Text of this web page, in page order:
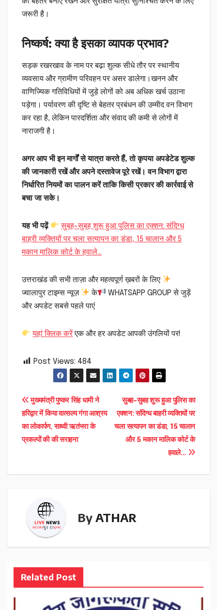
जरूरी है।
निष्कर्ष: क्या है इसका व्यापक प्रभाव?
सड़क रखरखाव के नाम पर बढ़ा शुल्क सीधे तौर पर स्थानीय
व्यवसाय और ग्रामीण परिवहन पर असर डालेगा।खनन और
वाणिज्यिक गतिविधियों में जुड़े लोगों को अब अधिक खर्च उठाना
पड़ेगा। पर्यावरण की दृष्टि से बेहतर प्रबंधन की उम्मीद वन विभाग
कर रहा है, लेकिन पारदर्शिता और संवाद की कमी से लोगों में
नाराजगी है।
अगर आप भी इन मार्गों से यात्रा करते हैं, तो कृपया अपडेटेड शुल्क
की जानकारी रखें और अपने दस्तावेज पूरे रखें। वन विभाग द्वारा
निर्धारित नियमों का पालन करें ताकि किसी प्रकार की कार्रवाई से
बचा जा सके।
यह भी पढ़ें
सुबह-सुबह शुरू हुआ पुलिस का एक्शन: संदिग्ध
बाहरी व्यक्तियों पर चला सत्यापन का डंडा, 15 चालान और 5
मकान मालिक कोर्ट के हवाले…
उत्तराखंड की सभी ताज़ा और महत्वपूर्ण ख़बरों के लिए
ज्वालापुर टाइम्स न्यूज़
के
WHATSAPP GROUP से जुड़ें
और अपडेट सबसे पहले पाएं
यहां क्लिक करेंएक और हर अपडेट आपकी उंगलियों पर!
Post Views: 484
Post
navigation
सुबह-सुबह शुरू हुआ पुलिस का
एक्शन: संदिग्ध बाहरी व्यक्तियों पर
चला सत्यापन का डंडा, 15 चालान
और 5 मकान मालिक कोर्ट के
हवाले…
मुख्यमंत्री पुष्कर सिंह धामी ने
हरिद्वार में किया वात्सल्य गंगा आश्रय
का लोकार्पण, साध्वी ऋतंभरा के
प्रकल्पों की की सराहना
By ATHAR
Related Post